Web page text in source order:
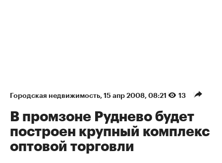
Городская недвижимость⁠, 15 апр 2008, 08:21 13
В промзоне Руднево будет
построен крупный комплекс
оптовой торговли